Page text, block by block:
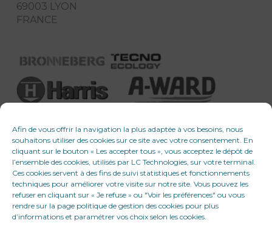
Afin de vous offrir la navigation la plus adaptée à vos besoins, nous
souhaitons utiliser des cookies sur ce site avec votre consentement. En
cliquant sur le bouton « Les accepter tous », vous acceptez le dépôt de
l’ensemble des cookies, utilisés par LC Technologies, sur votre terminal.
Ces cookies servent à des fins de suivi statistiques et fonctionnements
techniques pour améliorer votre visite sur notre site. Vous pouvez les
refuser en cliquant sur « Je refuse » ou "Voir les préférences" ou vous
rendre sur la page politique de gestion des cookies pour plus
d’informations et paramétrer vos choix selon les cookies.
69003 LYON
FRANCE